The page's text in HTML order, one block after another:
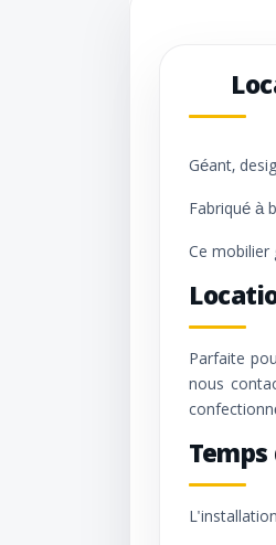
Géant,
Fabriqué à
Ce
Parfaite
nous